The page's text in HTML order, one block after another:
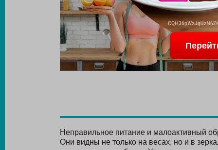
Неправильное питание и малоактивный
Они видны не только на весах, но и в